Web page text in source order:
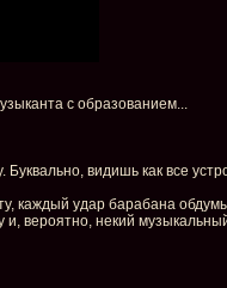
с образованием...
видишь как все
каждый удар барабана
вероятно, некий